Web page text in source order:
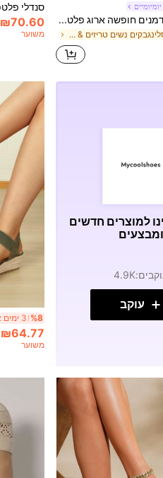
אופנת נשים מזדמנים חופשה ארוג פלטפורמת טריז סנדלי החלקה
ב סלינגבקים נשים טריזים & פלטפורמה
₪70.60
משוער
למוצרים חדשים
ומבצעים
:
4.9K
עוקב
%8
₪64.77
משוער